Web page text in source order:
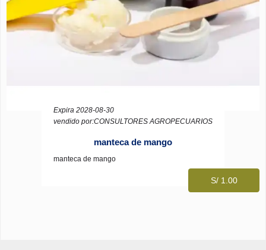
Expira 2028-08-30
vendido por:CONSULTORES AGROPECUARIOS
manteca de mango
manteca de mango
S/ 1.00